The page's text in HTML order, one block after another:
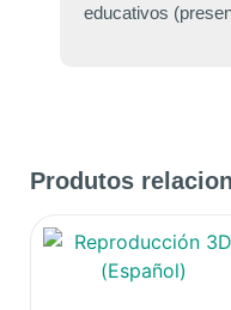
educativos
Produtos